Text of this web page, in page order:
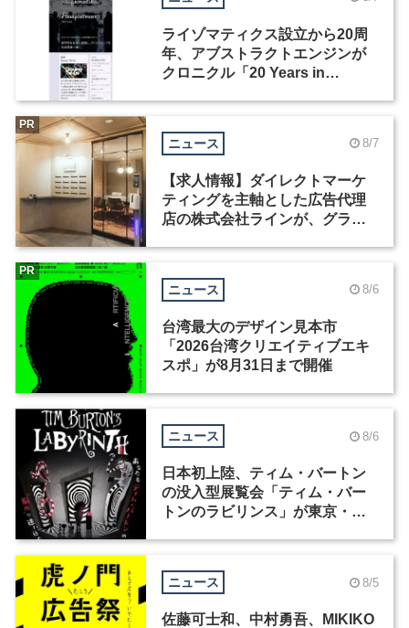
ライゾマティクス設立から20周
年、アブストラクトエンジンが
クロニクル「20 Years in
ニュース 8/7
【求人情報】ダイレクトマーケ
ティングを主軸とした広告代理
店の株式会社ラインが、グラフ
PR
ニュース 8/6
台湾最大のデザイン見本市
「2026台湾クリエイティブエキ
スポ」が8月31日まで開催
PR
ニュース 8/6
日本初上陸、ティム・バートン
の没入型展覧会「ティム・バー
トンのラビリンス」が東京・豊
ニュース 8/5
佐藤可士和、中村勇吾、MIKIKO